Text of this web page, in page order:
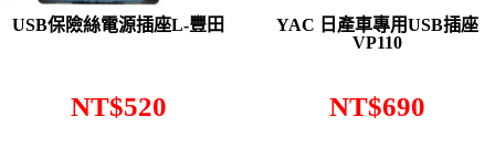
USB保險絲電源插座L-豐田
NT$520
YAC 日產車專用USB插座
VP110
NT$690